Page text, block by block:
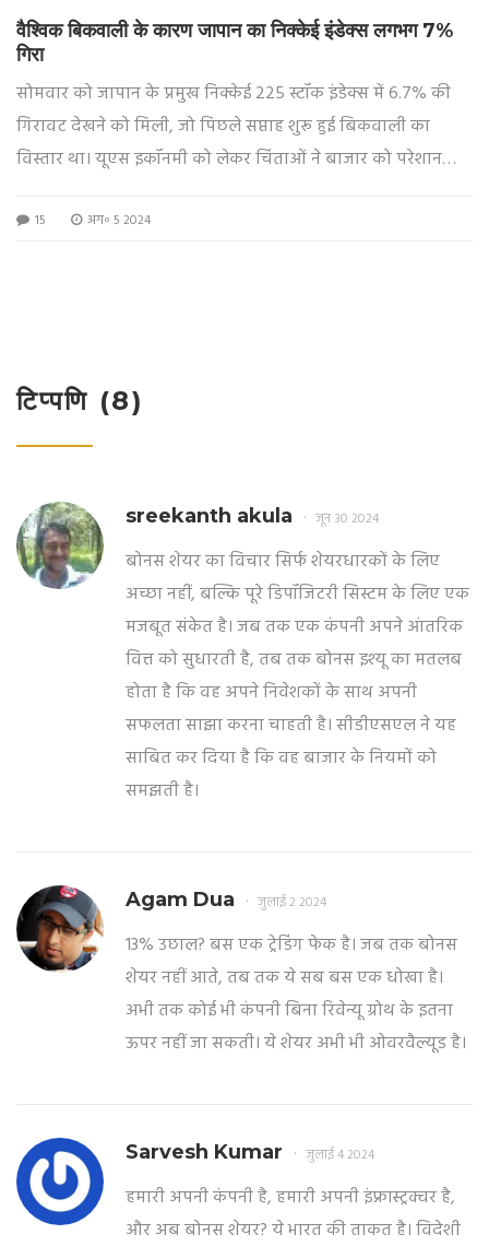
वैश्विक बिकवाली के कारण जापान का निक्केई इंडेक्स लगभग 7%
गिरा
सोमवार को जापान के प्रमुख निक्केई 225 स्टॉक इंडेक्स में 6.7% की
गिरावट देखने को मिली, जो पिछले सप्ताह शुरू हुई बिकवाली का
विस्तार था। यूएस इकॉनमी को लेकर चिंताओं ने बाजार को परेशान
15 अग॰ 5 2024
टिप्पणि (8)
sreekanth akula जून 30 2024
बोनस शेयर का विचार सिर्फ शेयरधारकों के लिए
अच्छा नहीं, बल्कि पूरे डिपॉजिटरी सिस्टम के लिए एक
मजबूत संकेत है। जब तक एक कंपनी अपने आंतरिक
वित्त को सुधारती है, तब तक बोनस इश्यू का मतलब
होता है कि वह अपने निवेशकों के साथ अपनी
सफलता साझा करना चाहती है। सीडीएसएल ने यह
साबित कर दिया है कि वह बाजार के नियमों को
समझती है।
Agam Dua जुलाई 2 2024
13% उछाल? बस एक ट्रेडिंग फेक है। जब तक बोनस
शेयर नहीं आते, तब तक ये सब बस एक धोखा है।
अभी तक कोई भी कंपनी बिना रिवेन्यू ग्रोथ के इतना
ऊपर नहीं जा सकती। ये शेयर अभी भी ओवरवैल्यूड है।
Sarvesh Kumar जुलाई 4 2024
हमारी अपनी कंपनी है, हमारी अपनी इंफ्रास्ट्रक्चर है,
और अब बोनस शेयर? ये भारत की ताकत है। विदेशी